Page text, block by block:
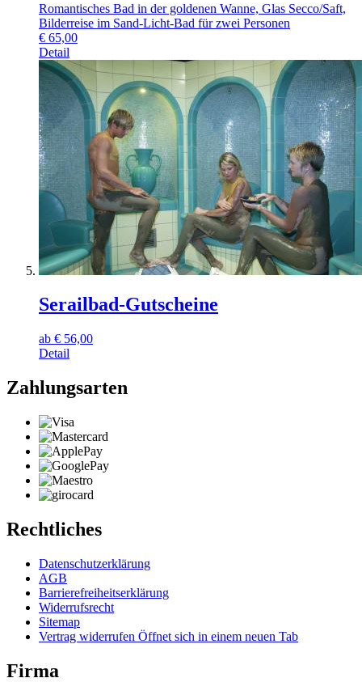
Romantisches Bad in der goldenen Wanne, Glas Secco/Saft,
Bilderreise im Sand-Licht-Bad für zwei Personen
€ 65,00
Detail
Serailbad-Gutscheine
ab € 56,00
Detail
Zahlungsarten
Rechtliches
Datenschutzerklärung
AGB
Barrierefreiheitserklärung
Widerrufsrecht
Sitemap
Vertrag widerrufen Öffnet sich in einem neuen Tab
Firma